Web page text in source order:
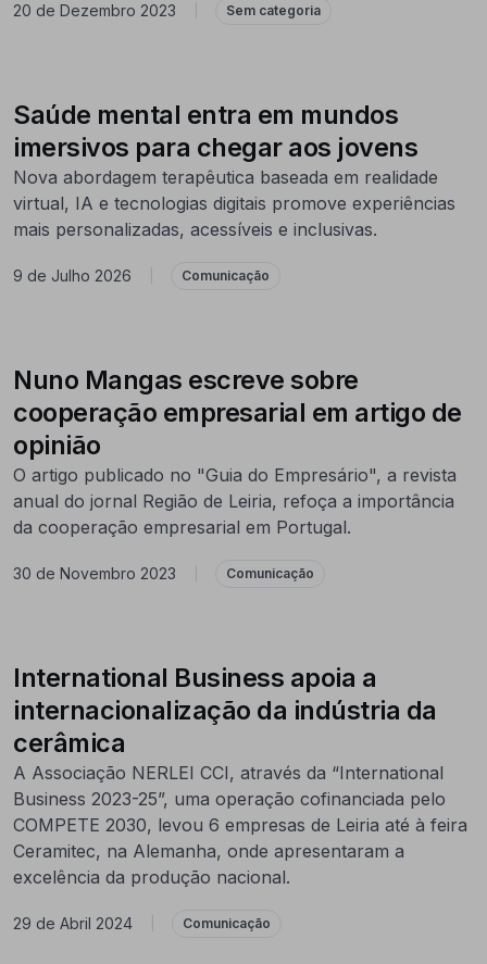
20 de Dezembro 2023 Sem categoria
Saúde mental entra em mundos
imersivos para chegar aos jovens
Nova abordagem terapêutica baseada em realidade
virtual, IA e tecnologias digitais promove experiências
mais personalizadas, acessíveis e inclusivas.
9 de Julho 2026 Comunicação
Nuno Mangas escreve sobre
cooperação empresarial em artigo de
opinião
O artigo publicado no "Guia do Empresário", a revista
anual do jornal Região de Leiria, refoça a importância
da cooperação empresarial em Portugal.
30 de Novembro 2023 Comunicação
International Business apoia a
internacionalização da indústria da
cerâmica
A Associação NERLEI CCI, através da “International
Business 2023-25”, uma operação cofinanciada pelo
COMPETE 2030, levou 6 empresas de Leiria até à feira
Ceramitec, na Alemanha, onde apresentaram a
excelência da produção nacional.
29 de Abril 2024 Comunicação